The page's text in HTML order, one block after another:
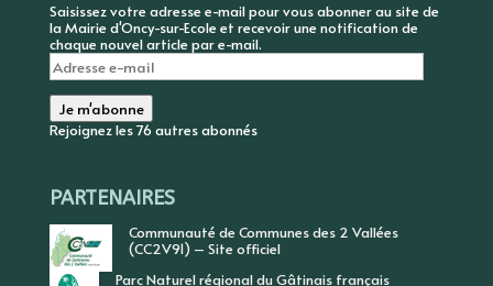
Saisissez votre adresse e-mail pour vous abonner au site de
la Mairie d'Oncy-sur-Ecole et recevoir une notification de
chaque nouvel article par e-mail.
Adresse
e-
mail
Je m'abonne
Rejoignez les 76 autres abonnés
PARTENAIRES
Communauté de Communes des 2 Vallées
(CC2V91) – Site officiel
Parc Naturel régional du Gâtinais français